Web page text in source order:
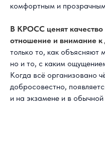
комфортным и прозрачным
В КРОСС ценят качество
отношение и внимание к
только то, как объясняют
но и то, с каким
Когда всё организовано
добросовестно,
и на экзамене и в